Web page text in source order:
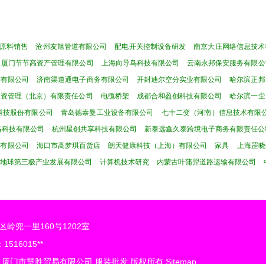
料销售 沧州友旭管道有限公司 配电开关控制设备研发 南京大庄网络信息技术
厦门节节高资产管理有限公司 上海向导鸟科技有限公司 云南永邦保安服务有限
限公司 济南渠道通电子商务有限公司 开封迪尔空分实业有限公司 哈尔滨正
管理（北京）有限责任公司 电缆桥架 成都合和盈创科技有限公司 哈尔滨一
技股份有限公司 青岛德泰曼工业设备有限公司 七十二变（河南）信息技术有限
技有限公司 杭州星创共享科技有限公司 新泰远鑫久泰跨境电子商务有限责任公
限公司 海口市高梦琪百货店 朗天健康科技（上海）有限公司 家具 上海罡
球第三极产业发展有限公司 计算机技术研究 内蒙古叶蒲羿道路运输有限公司
岭兜一里160号1202室
1516015**
厦门市慧胜贸易有限公司 服装批发 版权所有 Sitemap